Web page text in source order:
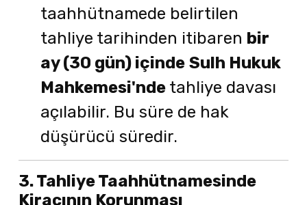
taahhütnamede belirtilen
tahliye tarihinden itibaren bir
ay (30 gün) içinde Sulh Hukuk
Mahkemesi'nde tahliye davası
açılabilir. Bu süre de hak
düşürücü süredir.
3. Tahliye Taahhütnamesinde
Kiracının Korunması